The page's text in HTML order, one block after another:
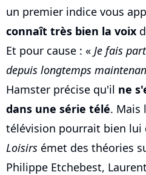
un premier indice vous
connaît très bien la voix
Et pour cause : « Je fais
depuis longtemps
Hamster précise qu'il ne
dans une série télé. Mais
télévision pourrait bien lui
Loisirs émet des théories
Philippe Etchebest,